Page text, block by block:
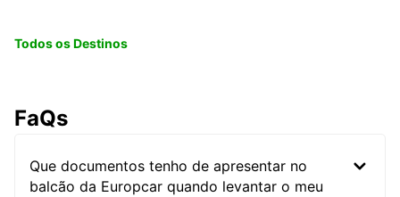
Todos os Destinos
FaQs
Que documentos tenho de apresentar no
balcão da Europcar quando levantar o meu